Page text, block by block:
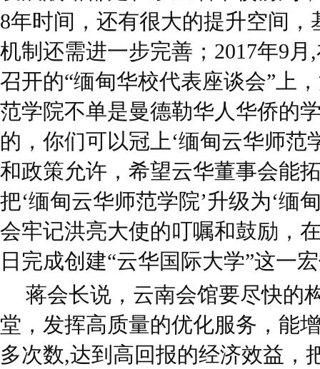
8年时间，还有很大的提升空间
机制还需进一步完善；2017年9
召开的“缅甸华校代表座谈会”上
范学院不单是曼德勒华人华侨的
的，你们可以冠上‘缅甸云华师范
和政策允许，希望云华董事会能
把‘缅甸云华师范学院’升级为‘缅
会牢记洪亮大使的叮嘱和鼓励，
日完成创建“云华国际大学”这一
蒋会长说，云南会馆要尽快的
堂，发挥高质量的优化服务，能
多次数,达到高回报的经济效益，